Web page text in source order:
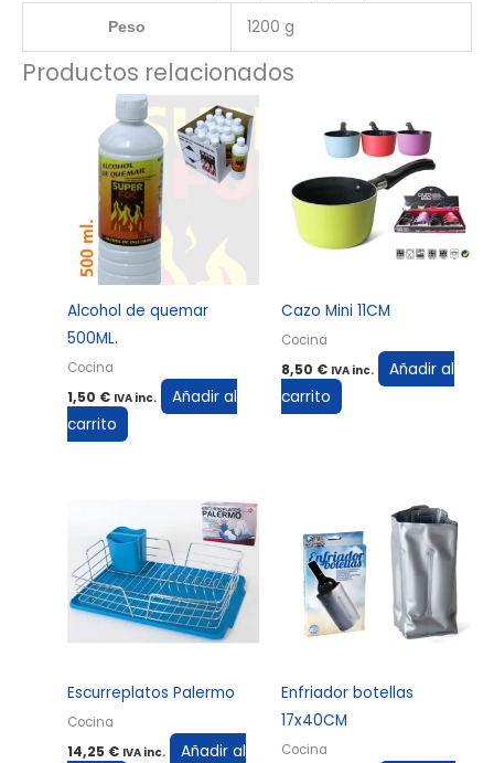
Peso 1200 g
Productos relacionados
Alcohol de quemar
500ML.
Cocina
1,50 € IVA inc.
Añadir al
carrito
Cazo Mini 11CM
Cocina
8,50 € IVA inc.
Añadir al
carrito
Escurreplatos Palermo
Cocina
14,25 € IVA inc.
Añadir al
Enfriador botellas
17x40CM
Cocina